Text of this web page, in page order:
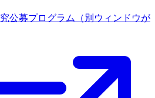
公募プログラム
（別ウィンドウが